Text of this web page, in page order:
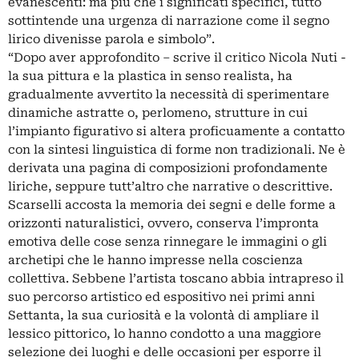
sottintende una urgenza di narrazione come il segno
lirico divenisse parola e simbolo”.
“Dopo aver approfondito – scrive il critico Nicola Nuti -
la sua pittura e la plastica in senso realista, ha
gradualmente avvertito la necessità di sperimentare
dinamiche astratte o, perlomeno, strutture in cui
l’impianto figurativo si altera proficuamente a contatto
con la sintesi linguistica di forme non tradizionali. Ne è
derivata una pagina di composizioni profondamente
liriche, seppure tutt’altro che narrative o descrittive.
Scarselli accosta la memoria dei segni e delle forme a
orizzonti naturalistici, ovvero, conserva l’impronta
emotiva delle cose senza rinnegare le immagini o gli
archetipi che le hanno impresse nella coscienza
collettiva. Sebbene l’artista toscano abbia intrapreso il
suo percorso artistico ed espositivo nei primi anni
Settanta, la sua curiosità e la volontà di ampliare il
lessico pittorico, lo hanno condotto a una maggiore
selezione dei luoghi e delle occasioni per esporre il